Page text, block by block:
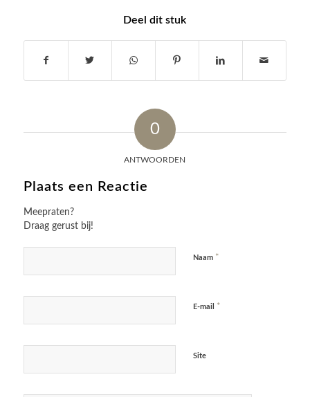
Deel dit stuk
0
ANTWOORDEN
Plaats een Reactie
Meepraten?
Draag gerust bij!
Naam *
E-mail *
Site